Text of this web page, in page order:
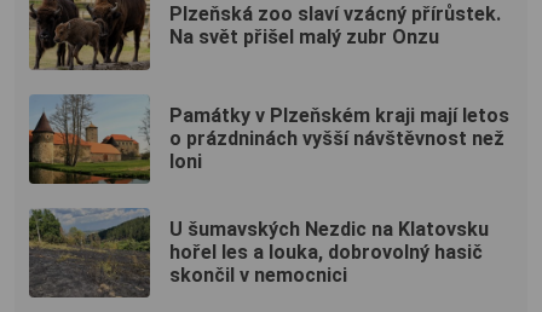
Plzeňská zoo slaví vzácný přírůstek.
Na svět přišel malý zubr Onzu
Památky v Plzeňském kraji mají letos
o prázdninách vyšší návštěvnost než
loni
U šumavských Nezdic na Klatovsku
hořel les a louka, dobrovolný hasič
skončil v nemocnici